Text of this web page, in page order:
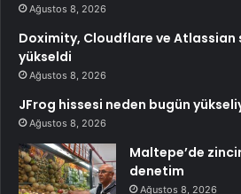
Ağustos 8, 2026
Doximity, Cloudflare ve Atlassian
yükseldi
Ağustos 8, 2026
JFrog hissesi neden bugün
Ağustos 8, 2026
Maltepe’de
denetim
Ağustos 8, 2026